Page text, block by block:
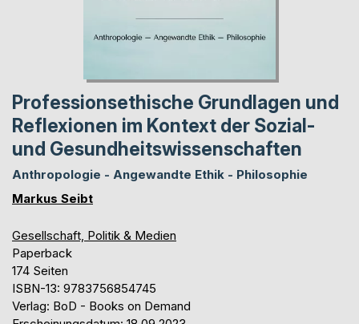
Professionsethische Grundlagen und
Reflexionen im Kontext der Sozial-
und Gesundheitswissenschaften
Anthropologie - Angewandte Ethik - Philosophie
Markus Seibt
Gesellschaft, Politik & Medien
Paperback
174 Seiten
ISBN-13: 9783756854745
Verlag: BoD - Books on Demand